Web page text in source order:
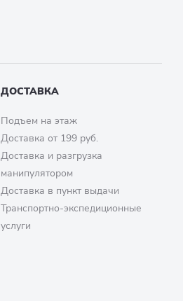
ДОСТАВКА
Подъем на этаж
Доставка от 199 руб.
Доставка и разгрузка
манипулятором
Доставка в пункт выдачи
Транспортно-экспедиционные
услуги